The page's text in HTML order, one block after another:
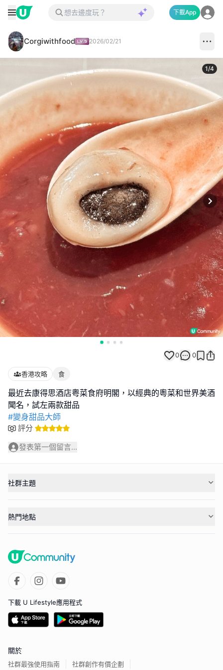
下載App
Corgiwithfood 2026/02/21
1/4
0 0
香港攻略 食
最近去康得思酒店粤菜食府明閣，以經典的粵菜和世界美酒
#變身甜品大師
評分
發表第一個留言...
社群主題
熱門地點
下載 U Lifestyle應用程式
關於
社群最強使用指南 社群創作有價企劃